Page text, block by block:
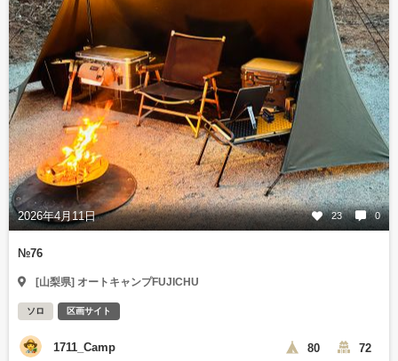
2026年4月11日 23 0
№76
[山梨県] オートキャンプFUJICHU
ソロ 区画サイト
1711_Camp 80 72